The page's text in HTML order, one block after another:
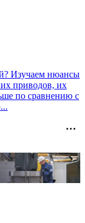
Изучаем нюансы
приводов, их
по сравнению с